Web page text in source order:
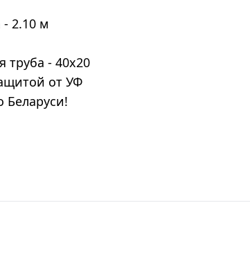
2.10 м
труба - 40х20
от УФ
Беларуси!